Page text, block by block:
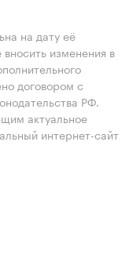
на дату её
изменения в
договором с
РФ.
актуальное
интернет-сайт